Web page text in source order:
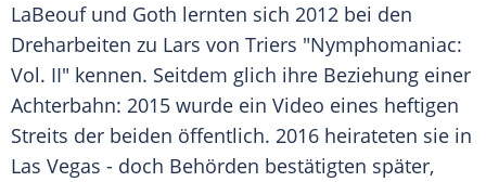
LaBeouf und Goth lernten sich 2012 bei den
Dreharbeiten zu Lars von Triers "Nymphomaniac:
Vol. II" kennen. Seitdem glich ihre Beziehung einer
Achterbahn: 2015 wurde ein Video eines heftigen
Streits der beiden öffentlich. 2016 heirateten sie in
Las Vegas - doch Behörden bestätigten später,